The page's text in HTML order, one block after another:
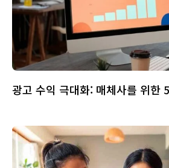
광고 수익 극대화: 매체사를 위한